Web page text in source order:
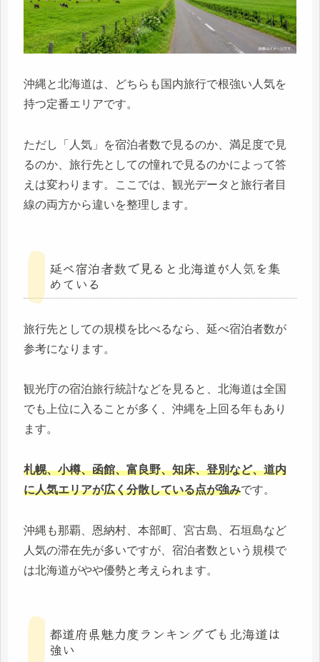
沖縄と北海道は、どちらも国内旅行で根強い人気を
持つ定番エリアです。
ただし「人気」を宿泊者数で見るのか、満足度で見
るのか、旅行先としての憧れで見るのかによって答
えは変わります。ここでは、観光データと旅行者目
線の両方から違いを整理します。
延べ宿泊者数で見ると北海道が人気を集
めている
旅行先としての規模を比べるなら、延べ宿泊者数が
参考になります。
観光庁の宿泊旅行統計などを見ると、北海道は全国
でも上位に入ることが多く、沖縄を上回る年もあり
ます。
札幌、小樽、函館、富良野、知床、登別など、道内
に人気エリアが広く分散している点が強みです。
沖縄も那覇、恩納村、本部町、宮古島、石垣島など
人気の滞在先が多いですが、宿泊者数という規模で
は北海道がやや優勢と考えられます。
都道府県魅力度ランキングでも北海道は
強い